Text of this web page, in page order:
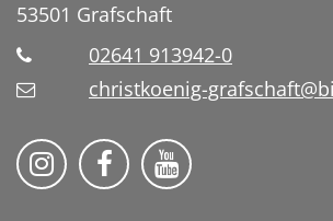
53501 Grafschaft
02641 913942-0
christkoenig-
Pfarreiengemeinschaft